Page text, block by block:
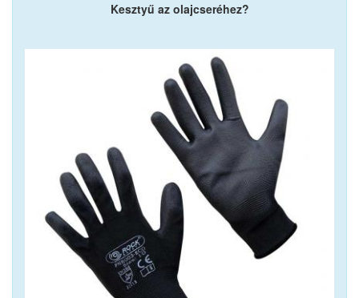
Kesztyű az olajcseréhez?